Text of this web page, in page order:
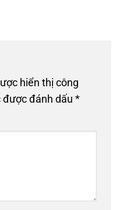
hiển thị công
được đánh dấu *